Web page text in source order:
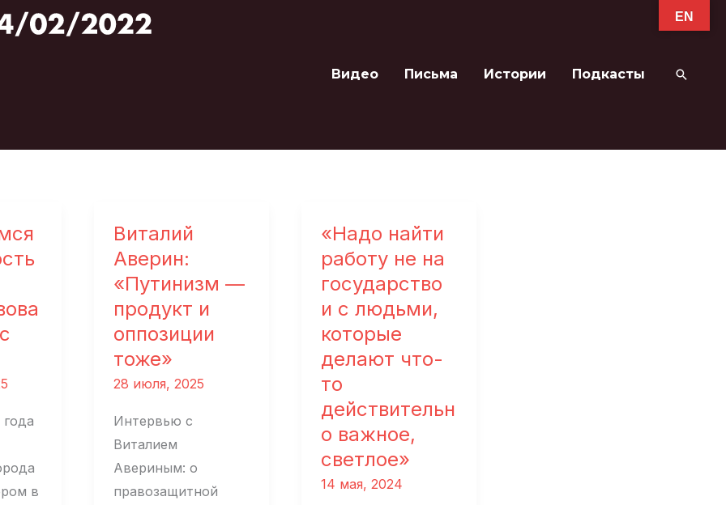
Видео Письма Истории Подкасты Поиск
в
Виталий
Аверин:
«Путинизм —
продукт и
оппозиции
тоже»
28 июля, 2025
Интервью с
Виталием
Авериным: о
правозащитной
«Надо найти
работу не на
государство
и с людьми,
которые
делают что-
то
действительн
о важное,
светлое»
14 мая, 2024
EN